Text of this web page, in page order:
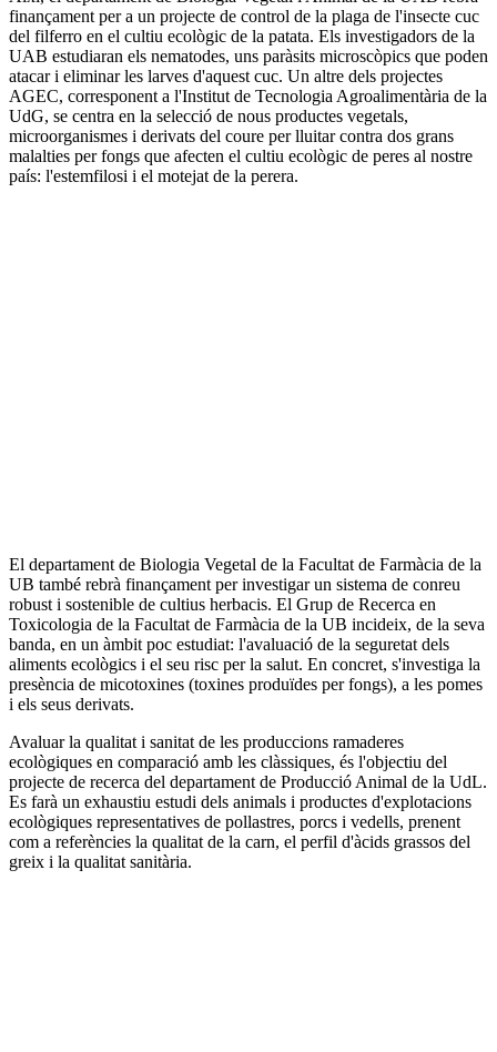
finançament per a un projecte de control de la plaga de l'insecte cuc
del filferro en el cultiu ecològic de la patata. Els investigadors de la
UAB estudiaran els nematodes, uns paràsits microscòpics que poden
atacar i eliminar les larves d'aquest cuc. Un altre dels projectes
AGEC, corresponent a l'Institut de Tecnologia Agroalimentària de la
UdG, se centra en la selecció de nous productes vegetals,
microorganismes i derivats del coure per lluitar contra dos grans
malalties per fongs que afecten el cultiu ecològic de peres al nostre
país: l'estemfilosi i el motejat de la perera.
El departament de Biologia Vegetal de la Facultat de Farmàcia de la
UB també rebrà finançament per investigar un sistema de conreu
robust i sostenible de cultius herbacis. El Grup de Recerca en
Toxicologia de la Facultat de Farmàcia de la UB incideix, de la seva
banda, en un àmbit poc estudiat: l'avaluació de la seguretat dels
aliments ecològics i el seu risc per la salut. En concret, s'investiga la
presència de micotoxines (toxines produïdes per fongs), a les pomes
i els seus derivats.
Avaluar la qualitat i sanitat de les produccions ramaderes
ecològiques en comparació amb les clàssiques, és l'objectiu del
projecte de recerca del departament de Producció Animal de la UdL.
Es farà un exhaustiu estudi dels animals i productes d'explotacions
ecològiques representatives de pollastres, porcs i vedells, prenent
com a referències la qualitat de la carn, el perfil d'àcids grassos del
greix i la qualitat sanitària.